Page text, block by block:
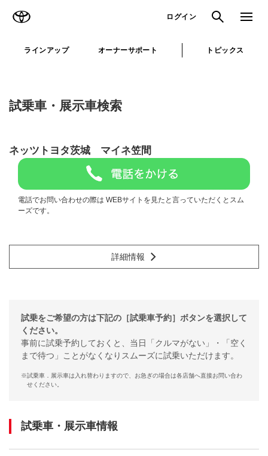
ログイン 検索 メニュ
ラインアップ オーナーサポート トピックス
試乗車・展示車検索
ネッツトヨタ茨城 マイネ笠間
電話でお問い合わせの際は WEBサイトを見たと言っていただくとスム
ーズです。
詳細情報
試乗をご希望の方は下記の［試乗車予約］ボタンを選択して
ください。
事前に試乗予約しておくと、当日「クルマがない」・「空く
まで待つ」ことがなくなりスムーズに試乗いただけます。
※試乗車．展示車は入れ替わりますので、お急ぎの場合は各店舗へ直接お問い合わ
せください。
試乗車・展示車情報